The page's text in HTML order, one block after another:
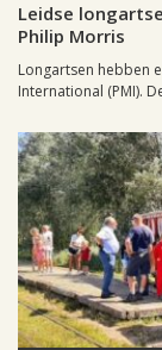
Leidse
Philip Morris
Longartsen hebben
International (PMI).